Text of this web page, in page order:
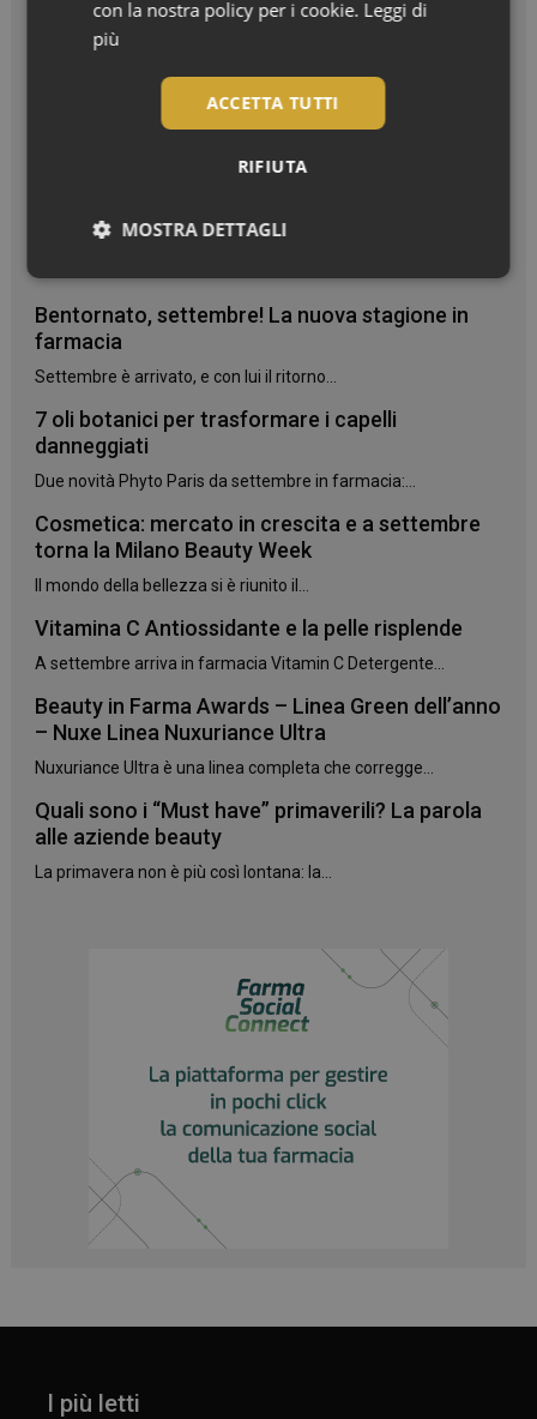
I più letti
Bentornato, settembre! La nuova stagione in
farmacia
Settembre è arrivato, e con lui il ritorno...
7 oli botanici per trasformare i capelli
danneggiati
Due novità Phyto Paris da settembre in farmacia:...
Cosmetica: mercato in crescita e a settembre
torna la Milano Beauty Week
Il mondo della bellezza si è riunito il...
Vitamina C Antiossidante e la pelle risplende
A settembre arriva in farmacia Vitamin C Detergente...
Beauty in Farma Awards – Linea Green dell’anno
– Nuxe Linea Nuxuriance Ultra
Nuxuriance Ultra è una linea completa che corregge...
Quali sono i “Must have” primaverili? La parola
alle aziende beauty
La primavera non è più così lontana: la...
I più letti
con la nostra policy per i cookie. Leggi di
più
ACCETTA TUTTI
RIFIUTA
MOSTRA DETTAGLI
Necessari
I cookie necessari contribuiscono a rendere fruibile il
sito web abilitandone funzionalità di base quali la
navigazione sulle pagine e l'accesso alle aree
protette del sito. Il sito web non è in grado di
PHPSESSID
.www.panoramacosmetico.it
Google LLC
.panoramacosmetico.it